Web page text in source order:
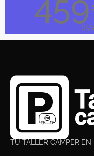
TU TALLER CAMPER EN